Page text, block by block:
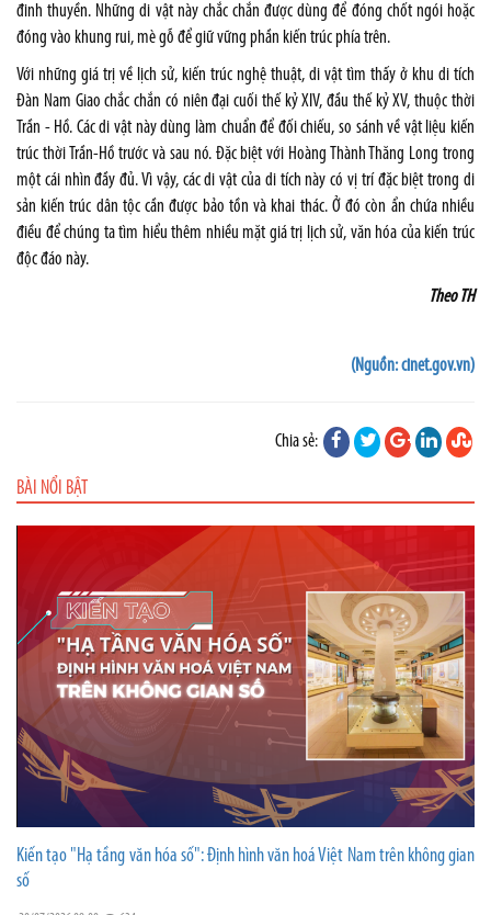
đinh thuyền. Những di vật này chắc chắn được dùng để đóng chốt ngói hoặc
đóng vào khung rui, mè gỗ để giữ vững phần kiến trúc phía trên.
Với những giá trị về lịch sử, kiến trúc nghệ thuật, di vật tìm thấy ở khu di tích
Đàn Nam Giao chắc chắn có niên đại cuối thế kỷ XIV, đầu thế kỷ XV, thuộc thời
Trần - Hồ. Các di vật này dùng làm chuẩn để đối chiếu, so sánh về vật liệu kiến
trúc thời Trần-Hồ trước và sau nó. Đặc biệt với Hoàng Thành Thăng Long trong
một cái nhìn đầy đủ. Vì vậy, các di vật của di tích này có vị trí đặc biệt trong di
sản kiến trúc dân tộc cần được bảo tồn và khai thác. Ở đó còn ẩn chứa nhiều
điều để chúng ta tìm hiểu thêm nhiều mặt giá trị lịch sử, văn hóa của kiến trúc
độc đáo này.
Theo TH
(Nguồn: cinet.gov.vn)
Chia sẻ:
BÀI NỔI BẬT
Kiến tạo "Hạ tầng văn hóa số": Định hình văn hoá Việt Nam trên không gian
số